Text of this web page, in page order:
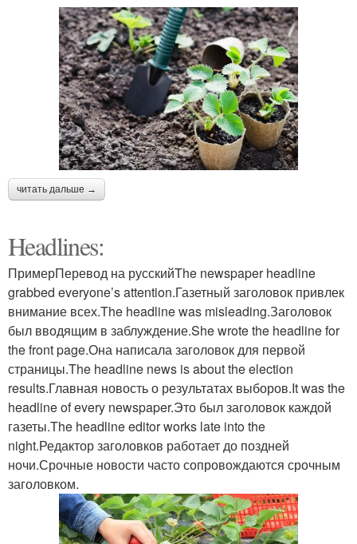
читать дальше →
Headlines:
ПримерПеревод на русскийThe newspaper headline
grabbed everyone’s attention.Газетный заголовок привлек
внимание всех.The headline was misleading.Заголовок
был вводящим в заблуждение.She wrote the headline for
the front page.Она написала заголовок для первой
страницы.The headline news is about the election
results.Главная новость о результатах выборов.It was the
headline of every newspaper.Это был заголовок каждой
газеты.The headline editor works late into the
night.Редактор заголовков работает до поздней
ночи.Срочные новости часто сопровождаются срочным
заголовком.